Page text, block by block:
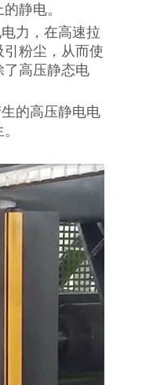
静电。
力，在高速拉
粉尘，从而使
了高压静态电
的高压静电电